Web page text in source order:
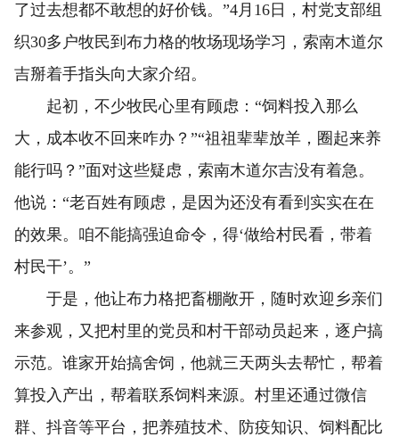
了过去想都不敢想的好价钱。”4月16日，村党支部组
织30多户牧民到布力格的牧场现场学习，索南木道尔
吉掰着手指头向大家介绍。
起初，不少牧民心里有顾虑：“饲料投入那么
大，成本收不回来咋办？”“祖祖辈辈放羊，圈起来养
能行吗？”面对这些疑虑，索南木道尔吉没有着急。
他说：“老百姓有顾虑，是因为还没有看到实实在在
的效果。咱不能搞强迫命令，得‘做给村民看，带着
村民干’。”
于是，他让布力格把畜棚敞开，随时欢迎乡亲们
来参观，又把村里的党员和村干部动员起来，逐户搞
示范。谁家开始搞舍饲，他就三天两头去帮忙，帮着
算投入产出，帮着联系饲料来源。村里还通过微信
群、抖音等平台，把养殖技术、防疫知识、饲料配比